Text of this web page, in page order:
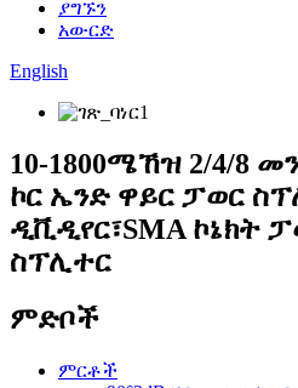
ያግኙን
አውርድ
English
10-1800ሜኸዝ 2/4/8
ኮር ኤንድ ዋይር ፓወር
ዲቪዲየር፣SMA ኮኔክት
ስፕሊተር
ምድቦች
ምርቶች